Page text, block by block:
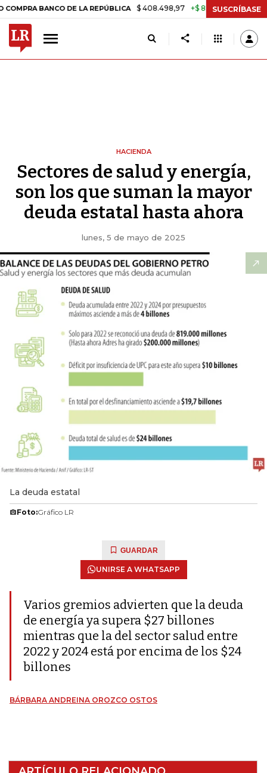
DE LA REPÚBLICA $ 408.498,97 +$ 8.753,81 +2,19% TASA
SUSCRÍBASE
HACIENDA
Sectores de salud y energía,
son los que suman la mayor
deuda estatal hasta ahora
lunes, 5 de mayo de 2025
La deuda estatal
Foto:Gráfico LR
GUARDAR
UNIRSE A WHATSAPP
Varios gremios advierten que la deuda
de energía ya supera $27 billones
mientras que la del sector salud entre
2022 y 2024 está por encima de los $24
billones
BÁRBARA ANDREINA OROZCO OSTOS